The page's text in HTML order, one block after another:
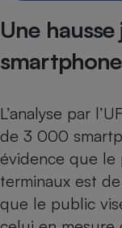
Une
L’analyse par
de 3 000
évidence que le
terminaux est
que le public